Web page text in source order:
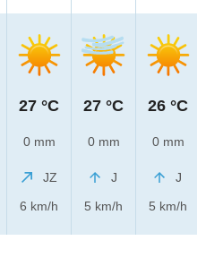
27 °C
0 mm
JZ
6 km/h
27 °C
0 mm
J
5 km/h
26 °C
0 mm
J
5 km/h